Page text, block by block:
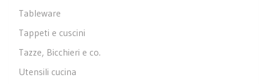
Tableware
Tappeti e cuscini
Tazze, Bicchieri e co.
Utensili cucina